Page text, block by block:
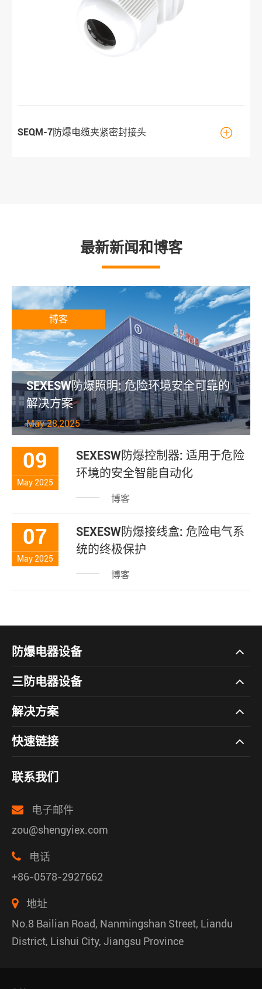
SEQM-7防爆电缆夹紧密封接头 
最新新闻和博客
博客
SEXESW防爆照明: 危险环境安全可靠的
解决方案
May 28,2025
09
May 2025
SEXESW防爆控制器: 适用于危险
环境的安全智能自动化
博客
07
May 2025
SEXESW防爆接线盒: 危险电气系
统的终极保护
博客
防爆电器设备
三防电器设备
解决方案
快速链接
联系我们
电子邮件
zou@shengyiex.com
电话
+86-0578-2927662
地址
No.8 Bailian Road, Nanmingshan Street, Liandu
District, Lishui City, Jiangsu Province